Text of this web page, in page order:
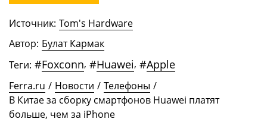
Источник: Tom's Hardware
Автор: Булат Кармак
Теги: #Foxconn, #Huawei, #Apple
Ferra.ru / Новости / Телефоны /
В Китае за сборку смартфонов Huawei платят
больше, чем за iPhone